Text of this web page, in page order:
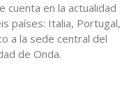
cuenta en la actualidad
países: Italia, Portugal,
a la sede central del
de Onda.